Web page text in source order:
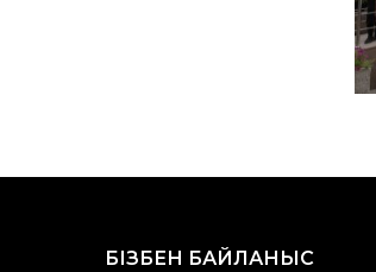
БІЗБЕН БАЙЛАНЫС